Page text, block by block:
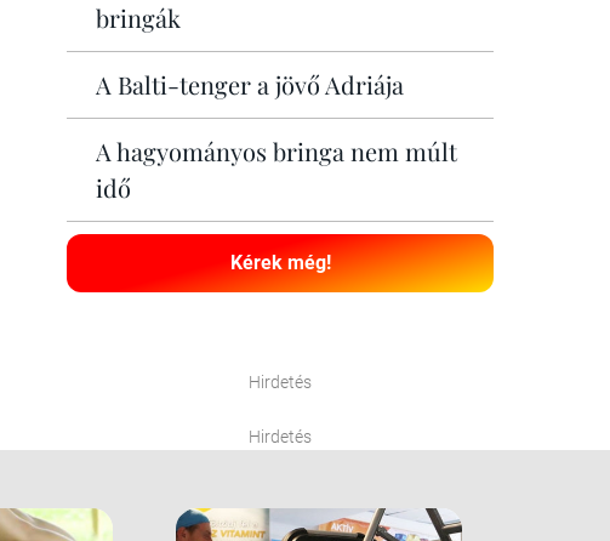
bringák
A Balti-tenger a jövő Adriája
A hagyományos bringa nem múlt
idő
Kérek még!
Hirdetés
Hirdetés